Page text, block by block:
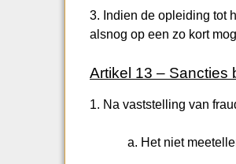
3. Indien de opleiding tot
alsnog op een zo kort
Artikel 13 – Sancties
1. Na vaststelling van
a. Het niet meetellen